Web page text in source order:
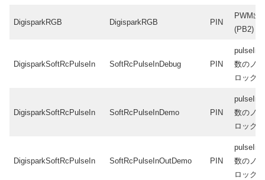
DigisparkRGB DigisparkRGB PIN
PWM出
(PB2)
DigisparkSoftRcPulseIn SoftRcPulseInDebug PIN
数のノ
ロック版
DigisparkSoftRcPulseIn SoftRcPulseInDemo PIN
数のノ
ロック版
DigisparkSoftRcPulseIn SoftRcPulseInOutDemo PIN
数のノ
ロック版